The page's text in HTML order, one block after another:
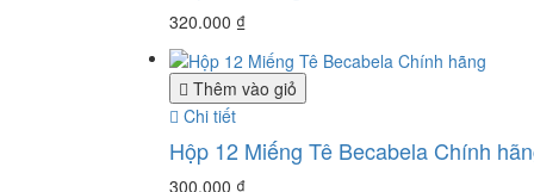
320.000 ₫
Thêm vào giỏ
Chi tiết
Hộp 12 Miếng Tê Becabela Chính
300.000 ₫